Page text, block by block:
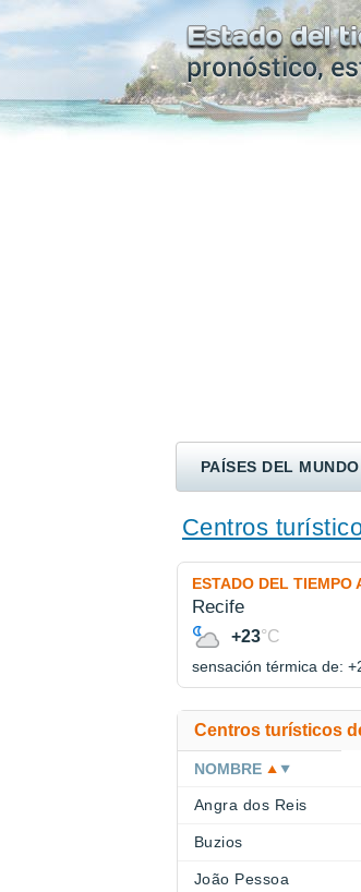
PAÍSES DEL MUNDO
ENCONTRAR UN
Centros
ESTADO DEL TIEMPO
Recife
+23°C
sensación térmica de:
Centros turísticos
NOMBRE
Angra dos Reis
Buzios
João Pessoa